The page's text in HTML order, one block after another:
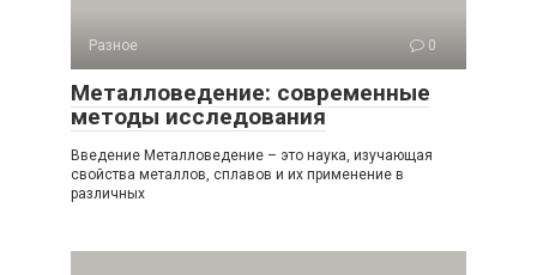
Разное 0
Металловедение: современные
методы исследования
Введение Металловедение – это наука, изучающая
свойства металлов, сплавов и их применение в
различных